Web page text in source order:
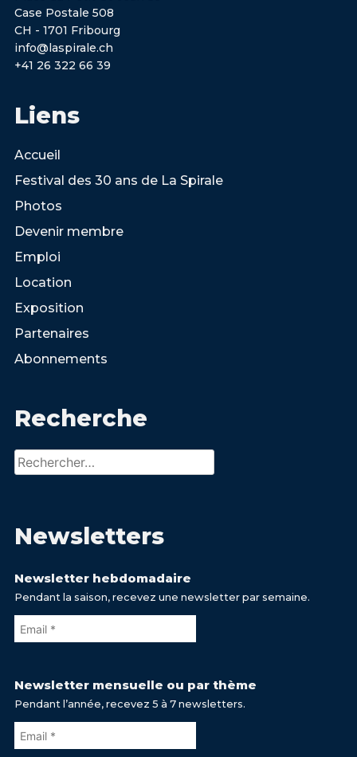
Case Postale 508
CH - 1701 Fribourg
info@laspirale.ch
+41 26 322 66 39
Liens
Accueil
Festival des 30 ans de La Spirale
Photos
Devenir membre
Emploi
Location
Exposition
Partenaires
Abonnements
Recherche
Rechercher :
Newsletters
Newsletter hebdomadaire
Pendant la saison, recevez une newsletter par semaine.
Newsletter mensuelle ou par thème
Pendant l’année, recevez 5 à 7 newsletters.